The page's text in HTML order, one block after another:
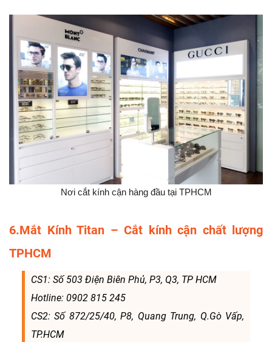
Nơi cắt kính cận hàng đầu tại TPHCM
6.Mắt Kính Titan – Cắt kính cận chất lượng
TPHCM
CS1: Số 503 Điện Biên Phủ, P3, Q3, TP HCM
Hotline: 0902 815 245
CS2: Số 872/25/40, P8, Quang Trung, Q.Gò Vấp,
TP.HCM